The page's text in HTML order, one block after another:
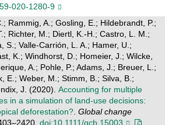
020-1280-9
Rammig, A.; Gosling, E.; Hildebrandt, P.;
Richter, M.; Diertl, K.-H.; Castro, L. M.;
S.; Valle-Carrión, L. A.; Hamer, U.;
K.; Windhorst, D.; Homeier, J.; Wilcke,
A.; Pohle, P.; Adams, J.; Breuer, L.;
E.; Weber, M.; Stimm, B.; Silva, B.;
J. (2020). Accounting for multiple
in a simulation of land‐use decisions:
deforestation?. Global change
doi:10.1111/gcb.15003